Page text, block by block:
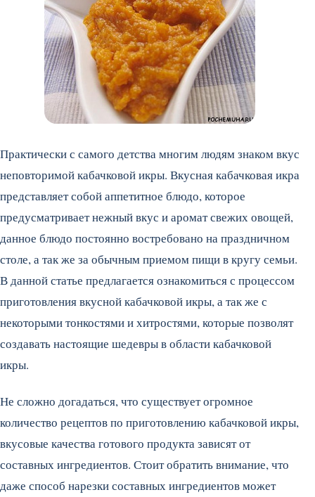
Практически с самого детства многим людям знаком вкус
неповторимой кабачковой икры. Вкусная кабачковая икра
представляет собой аппетитное блюдо, которое
предусматривает нежный вкус и аромат свежих овощей,
данное блюдо постоянно востребовано на праздничном
столе, а так же за обычным приемом пищи в кругу семьи.
В данной статье предлагается ознакомиться с процессом
приготовления вкусной кабачковой икры, а так же с
некоторыми тонкостями и хитростями, которые позволят
создавать настоящие шедевры в области кабачковой
икры.
Не сложно догадаться, что существует огромное
количество рецептов по приготовлению кабачковой икры,
вкусовые качества готового продукта зависят от
составных ингредиентов. Стоит обратить внимание, что
даже способ нарезки составных ингредиентов может